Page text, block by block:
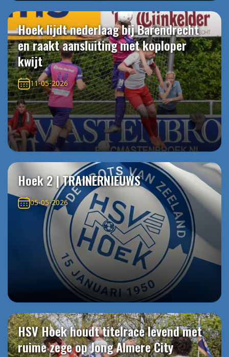
Hoek lijdt nederlaag bij Barendrecht
en raakt aansluiting met koploper
kwijt
11-05-2026
Hoek 2 | TRAINERNIEUWS
05-05-2026
HSV Hoek houdt titelrace levend met
ruime zege op Jong Almere City